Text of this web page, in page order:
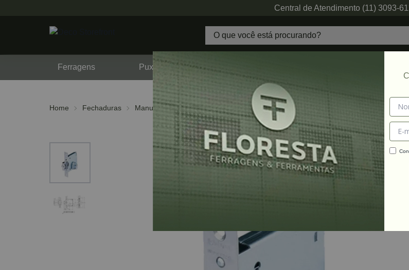
Central de Atendimento (11) 3093-
Ferragens Puxadores
Home Fechaduras Manuais Bico de Papagaio